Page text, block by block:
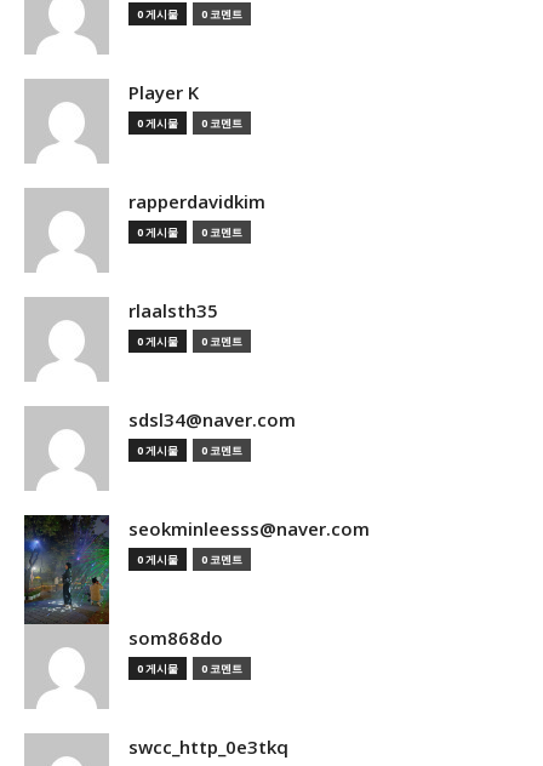
0 게시물 0 코멘트
Player K
0 게시물 0 코멘트
rapperdavidkim
0 게시물 0 코멘트
rlaalsth35
0 게시물 0 코멘트
sdsl34@naver.com
0 게시물 0 코멘트
seokminleesss@naver.com
0 게시물 0 코멘트
som868do
0 게시물 0 코멘트
swcc_http_0e3tkq